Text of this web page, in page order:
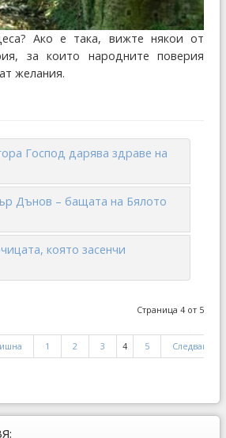
Ако е така, вижте някои от
за които народните поверия
желания.
Господ дарява здраве на
Дънов – бащата на Бялото
която засенчи
Страница 4 от 5
1 2 3 4 5 Следваща